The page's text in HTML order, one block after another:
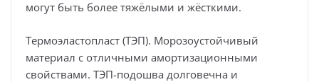
могут быть более тяжёлыми и жёсткими.
Термоэластопласт (ТЭП). Морозоустойчивый
материал с отличными амортизационными
свойствами. ТЭП-подошва долговечна и